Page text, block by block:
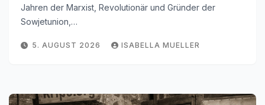
Jahren der Marxist, Revolutionär und Gründer der
Sowjetunion,…
5. AUGUST 2026 ISABELLA MUELLER